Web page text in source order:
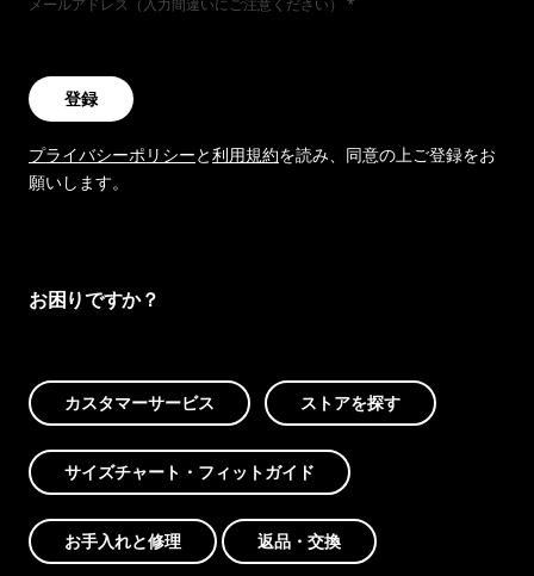
メールアドレス（入力間違いにご注意ください）
登録
プライバシーポリシーと利用規約を読み、同意の上ご登録をお
願いします。
お困りですか？
カスタマーサービス ストアを探す
サイズチャート・フィットガイド
お手入れと修理 返品・交換